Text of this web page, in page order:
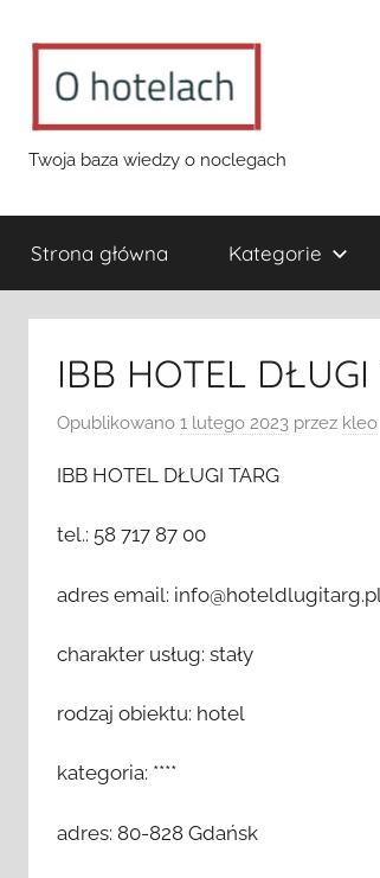
o-
hotelach.pl
Twoja baza wiedzy o noclegach
Strona główna Kategorie
IBB HOTEL
Opublikowano 1 lutego 2023 przez kleo
IBB HOTEL DŁUGI TARG
tel.: 58 717 87 00
adres email: info@hoteldlugitarg.pl
charakter usług: stały
rodzaj obiektu: hotel
kategoria: ****
adres: 80-828 Gdańsk